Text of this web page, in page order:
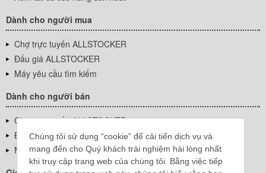
Chúng tôi sử dụng “cookie” để cải tiến dịch vụ và
mang đến cho Quý khách trải nghiệm hài lòng nhất
khi truy cập trang web của chúng tôi. Bằng việc tiếp
Dành cho người mua
Chợ trực tuyến ALLSTOCKER
Đấu giá ALLSTOCKER
Máy yêu cầu tìm kiếm
Dành cho người bán
Chợ trực tuyến ALLSTOCKER
Đấu giá ALLSTOCKER
Máy yêu cầu tìm kiếm